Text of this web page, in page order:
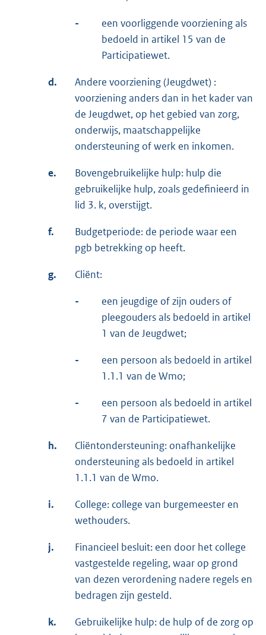
-
een voorliggende voorziening als
bedoeld in artikel 15 van de
Participatiewet.
d.
Andere voorziening (Jeugdwet) :
voorziening anders dan in het kader van
de Jeugdwet, op het gebied van zorg,
onderwijs, maatschappelijke
ondersteuning of werk en inkomen.
e.
Bovengebruikelijke hulp: hulp die
gebruikelijke hulp, zoals gedefinieerd in
lid 3. k, overstijgt.
f.
Budgetperiode: de periode waar een
pgb betrekking op heeft.
g. Cliënt:
-
een jeugdige of zijn ouders of
pleegouders als bedoeld in artikel
1 van de Jeugdwet;
-
een persoon als bedoeld in artikel
1.1.1 van de Wmo;
-
een persoon als bedoeld in artikel
7 van de Participatiewet.
h.
Cliëntondersteuning: onafhankelijke
ondersteuning als bedoeld in artikel
1.1.1 van de Wmo.
i.
College: college van burgemeester en
wethouders.
j.
Financieel besluit: een door het college
vastgestelde regeling, waar op grond
van dezen verordening nadere regels en
bedragen zijn gesteld.
k.
Gebruikelijke hulp: de hulp of de zorg op